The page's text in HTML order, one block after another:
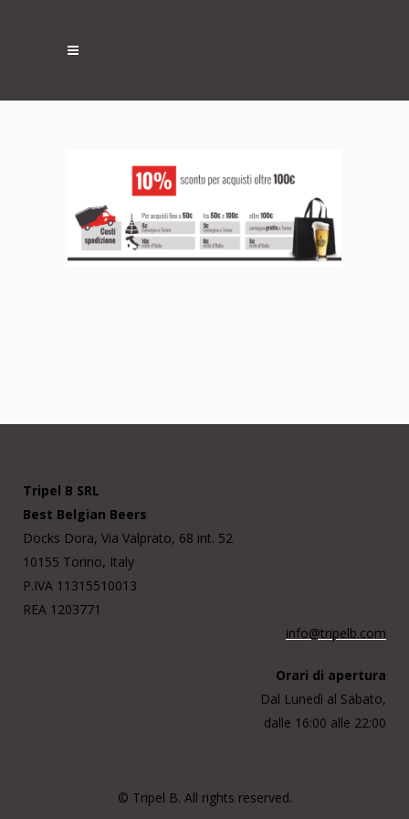
Tripel B SRL
Best Belgian Beers
Docks Dora, Via Valprato, 68 int. 52
10155 Torino, Italy
P.IVA 11315510013
REA 1203771
info@tripelb.com
Orari di apertura
Dal Lunedì al Sabato,
dalle 16:00 alle 22:00
© Tripel B. All rights reserved.